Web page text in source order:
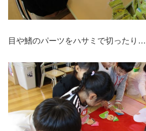
目や鰭のパーツをハサミで切ったり…